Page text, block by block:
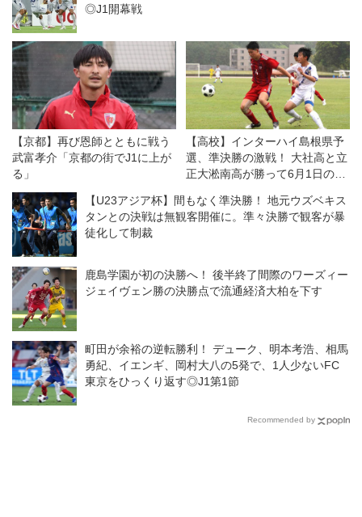
◎J1開幕戦
【京都】再び恩師とともに戦う
武富孝介「京都の街でJ1に上が
る」
【高校】インターハイ島根県予
選、準決勝の激戦！ 大社高と立
正大淞南高が勝って6月1日の決
【U23アジア杯】間もなく準決勝！ 地元ウズベキス
タンとの決戦は無観客開催に。準々決勝で観客が暴
徒化して制裁
鹿島学園が初の決勝へ！ 後半終了間際のワーズィー
ジェイヴェン勝の決勝点で流通経済大柏を下す
町田が余裕の逆転勝利！ デューク、明本考浩、相馬
勇紀、イエンギ、岡村大八の5発で、1人少ないFC
東京をひっくり返す◎J1第1節
Recommended by